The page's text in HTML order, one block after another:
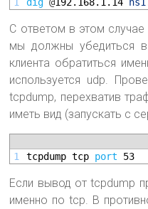
С ответом в этом
мы должны убедиться
клиента обратиться
используется udp.
tcpdump, перехватив
иметь вид (запускать с
1
tcpdump tcp port 53
Если вывод от tcpdump
именно по tcp. В